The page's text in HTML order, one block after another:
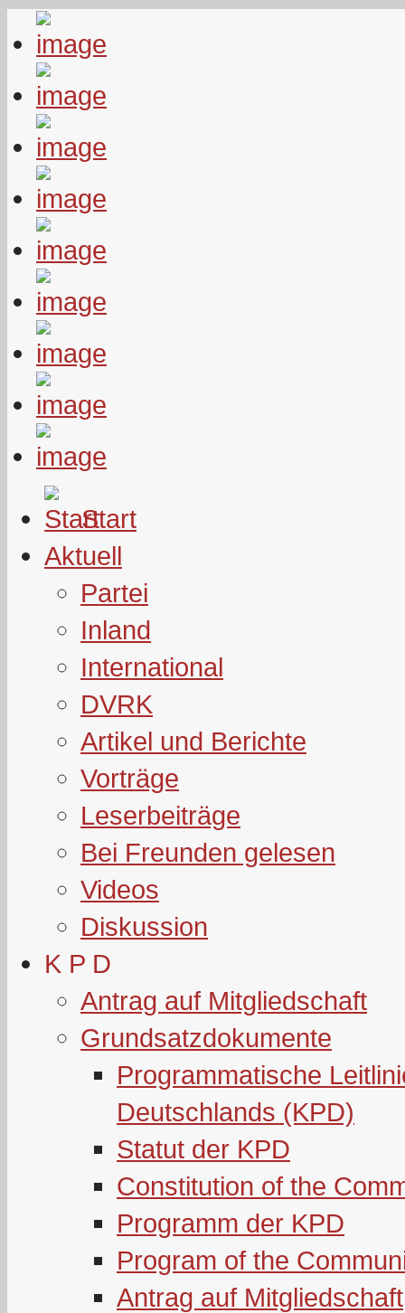
Start
Aktuell
Partei
Inland
International
DVRK
Artikel und Berichte
Vorträge
Leserbeiträge
Bei Freunden gelesen
Videos
Diskussion
K P D
Antrag auf Mitgliedschaft
Grundsatzdokumente
Programmatische
Deutschlands (KPD)
Statut der KPD
Constitution of the
Programm der KPD
Program of the
Antrag auf Mitgliedschaft